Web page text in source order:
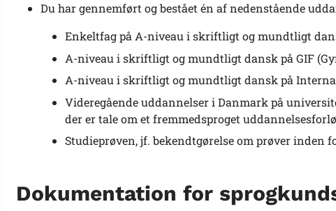
Du har gennemført og bestået én af nedenstående
Enkeltfag på A-niveau i skriftligt og mundtligt
A-niveau i skriftligt og mundtligt dansk på GIF
A-niveau i skriftligt og mundtligt dansk på
Videregående uddannelser i Danmark på
der er tale om et fremmedsproget
Studieprøven, jf. bekendtgørelse om prøver
Dokumentation for